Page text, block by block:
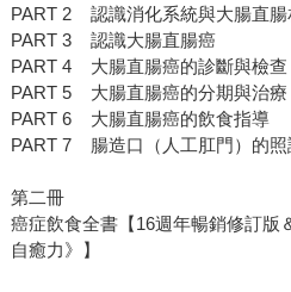
PART 2 認識消化系統與大腸直腸
PART 3 認識大腸直腸癌
PART 4 大腸直腸癌的診斷與檢查
PART 5 大腸直腸癌的分期與治療
PART 6 大腸直腸癌的飲食指導
PART 7 腸造口（人工肛門）的照
第二冊
癌症飲食全書【16週年暢銷修訂版
自癒力》】